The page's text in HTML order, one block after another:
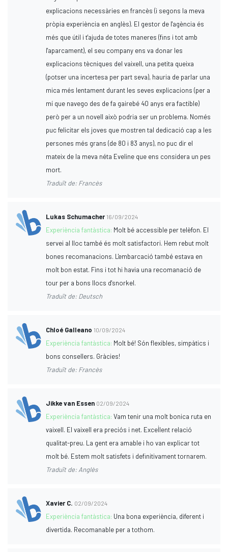
explicacions necessàries en francès (i segons la meva
pròpia experiència en anglès). El gestor de l'agència és
més que útil i t'ajuda de totes maneres (fins i tot amb
l'aparcament), el seu company ens va donar les
explicacions tècniques del vaixell, una petita queixa
(potser una incertesa per part seva), hauria de parlar una
mica més lentament durant les seves explicacions (per a
mí que navego des de fa gairebé 40 anys era factible)
però per a un novell això podria ser un problema. Només
puc felicitar els joves que mostren tal dedicació cap a les
persones més grans (de 80 i 83 anys), no puc dir el
mateix de la meva néta Eveline que ens considera un pes
mort.
Traduït de: Francès
Lukas Schumacher 16/09/2024
Experiència fantàstica: Molt bé accessible per telèfon. El
servei al lloc també és molt satisfactori. Hem rebut molt
bones recomanacions. L'embarcació també estava en
molt bon estat. Fins i tot hi havia una recomanació de
tour per a bons llocs d'snorkel.
Traduït de: Deutsch
Chloé Galleano 10/09/2024
Experiència fantàstica: Molt bé! Són flexibles, simpàtics i
bons consellers. Gràcies!
Traduït de: Francès
Jikke van Essen 02/09/2024
Experiència fantàstica:Vam tenir una molt bonica ruta en
vaixell. El vaixell era preciós i net. Excel·lent relació
qualitat-preu. La gent era amable i ho van explicar tot
molt bé. Estem molt satisfets i definitivament tornarem.
Traduït de: Anglès
Xavier C. 02/09/2024
Experiència fantàstica: Una bona experiència, diferent i
divertida. Recomanable per a tothom.